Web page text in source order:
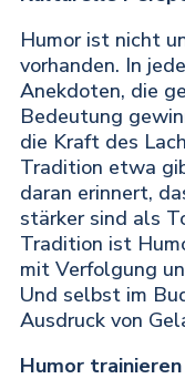
Humor ist nicht
vorhanden. In
Anekdoten, die
Bedeutung
die Kraft des
Tradition etwa
daran erinnert,
stärker sind als
Tradition ist
mit Verfolgung
Und selbst im
Ausdruck von
Humor